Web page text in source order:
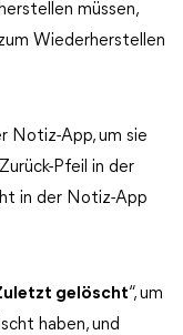
müssen,
Wiederherstellen
Notiz-App, um sie
Pfeil in der
in der Notiz-App
gelöscht“, um
haben, und